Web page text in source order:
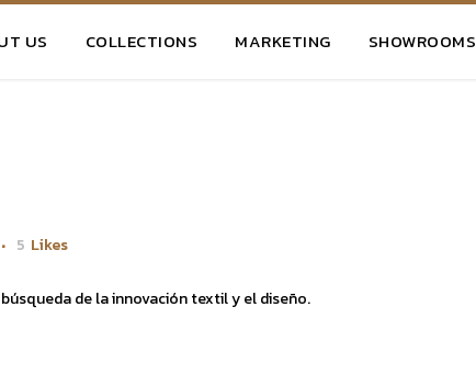
US COLLECTIONS MARKETING SHOWROOMS
5 Likes
de la innovación textil y el diseño.